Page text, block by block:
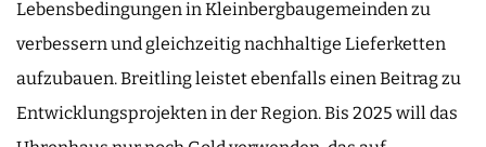
Lebensbedingungen in Kleinbergbaugemeinden zu
verbessern und gleichzeitig nachhaltige Lieferketten
aufzubauen. Breitling leistet ebenfalls einen Beitrag zu
Entwicklungsprojekten in der Region. Bis 2025 will das